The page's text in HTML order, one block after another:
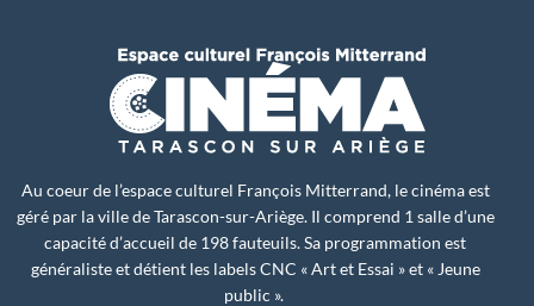
Au coeur de l’espace culturel François Mitterrand, le cinéma est
géré par la ville de Tarascon-sur-Ariège. Il comprend 1 salle d’une
capacité d’accueil de 198 fauteuils. Sa programmation est
généraliste et détient les labels CNC « Art et Essai » et « Jeune
public ».